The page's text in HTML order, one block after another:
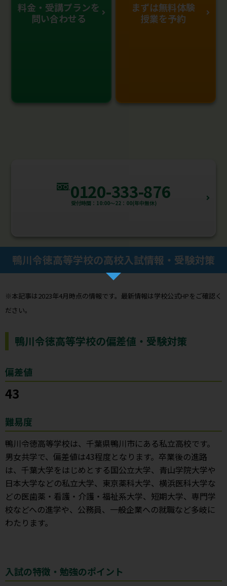
料金・受講プランを
問い合わせる
まずは無料体験
授業を予約
0120-333-876
受付時間：10:00～22：00(年中無休)
鴨川令徳高等学校の高校入試情報・受験対策
※本記事は2023年4月時点の情報です。最新情報は学校公式HPをご確認く
ださい。
鴨川令徳高等学校の偏差値・受験対策
偏差値
43
難易度
鴨川令徳高等学校は、千葉県鴨川市にある私立高校です。
男女共学で、偏差値は43程度となります。卒業後の進路
は、千葉大学をはじめとする国公立大学、青山学院大学や
日本大学などの私立大学、東京薬科大学、横浜医科大学な
どの医歯薬・看護・介護・福祉系大学、短期大学、専門学
校などへの進学や、公務員、一般企業への就職など多岐に
わたります。
入試の特徴・勉強のポイント